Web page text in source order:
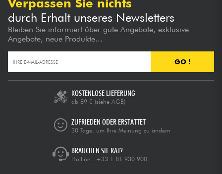
Verpassen Sie nichts
durch Erhalt unseres Newsletters
Bleiben Sie informiert über gute Angebote, exklusive
Angebote, neue Produkte...
GO !
KOSTENLOSE LIEFERUNG
ab 89 € (siehe AGB)
ZUFRIEDEN ODER ERSTATTET
30 Tage, um Ihre Meinung zu ändern
BRAUCHEN SIE RAT?
Hotline : +33 1 81 930 900